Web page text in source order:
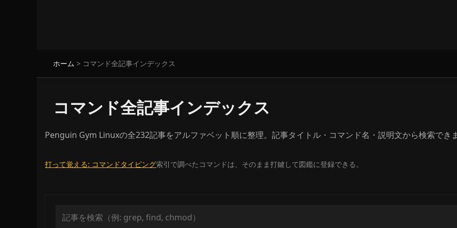
ホーム > コマンド全記事インデックス
コマンド全記事インデックス
Penguin Gym Linuxの全232記事をアルファベット順に整理。記事タイトル・コマンド名・説明文から検索でき
打って覚える: コマンドタイピング索引で調べたコマンドは、そのまま打鍵して図鑑に登録できる。